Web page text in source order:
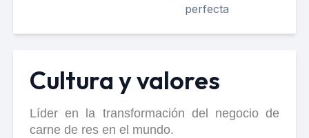
perfecta
Cultura y valores
Líder en la transformación del negocio de
carne de res en el mundo.